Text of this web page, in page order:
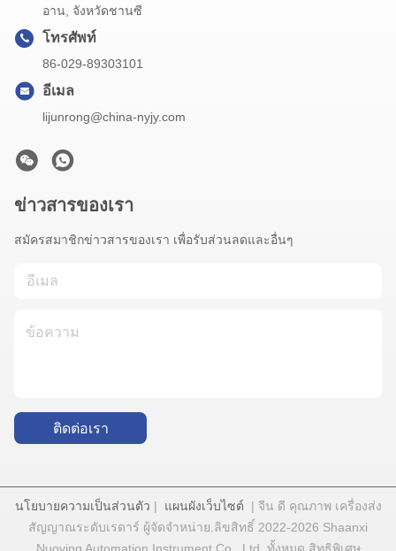
อาน, จังหวัดชานซี
โทรศัพท์
86-029-89303101
อีเมล
lijunrong@china-nyjy.com
ข่าวสารของเรา
สมัครสมาชิกข่าวสารของเรา เพื่อรับส่วนลดและอื่นๆ
ติดต่อเรา
นโยบายความเป็นส่วนตัว | แผนผังเว็บไซต์ | จีน ดี คุณภาพ เครื่องส่ง
สัญญาณระดับเรดาร์ ผู้จัดจําหน่าย.ลิขสิทธิ์ 2022-2026 Shaanxi